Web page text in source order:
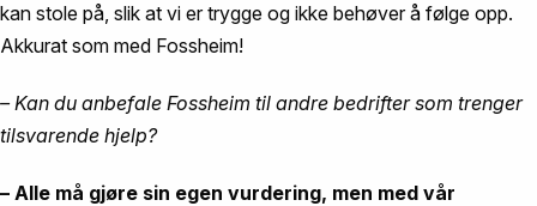
kan stole på, slik at vi er trygge og ikke behøver å følge opp.
Akkurat som med Fossheim!
– Kan du anbefale Fossheim til andre bedrifter som trenger
tilsvarende hjelp?
– Alle må gjøre sin egen vurdering, men med vår